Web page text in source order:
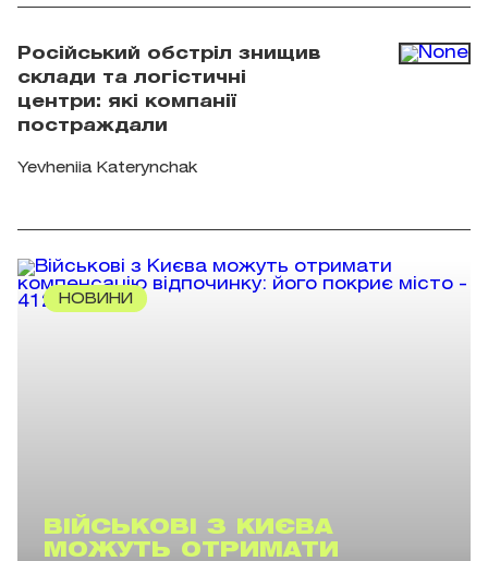
Російський обстріл знищив
склади та логістичні
центри: які компанії
постраждали
Yevheniia Katerynchak
НОВИНИ
ВІЙСЬКОВІ З КИЄВА
МОЖУТЬ ОТРИМАТИ